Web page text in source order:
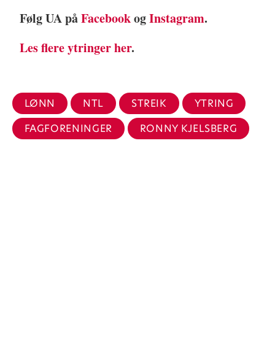
Følg UA påFacebookogInstagram.
Les flere ytringer her.
LØNN NTL STREIK
YTRING
FAGFORENINGER
RONNY KJELSBERG